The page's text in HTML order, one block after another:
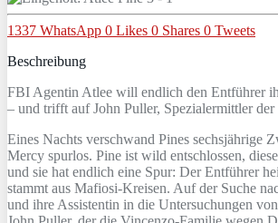
1337 WhatsApp 0 Likes 0 Shares 0 Tweets
Beschreibung
FBI Agentin Atlee will endlich den Entführer
– und trifft auf John Puller, Spezialermittler
Eines Nachts verschwand Pines sechsjährige
Mercy spurlos. Pine ist wild entschlossen,
und sie hat endlich eine Spur: Der Entführer
stammt aus Mafiosi-Kreisen. Auf der Suche
und ihre Assistentin in die Untersuchungen